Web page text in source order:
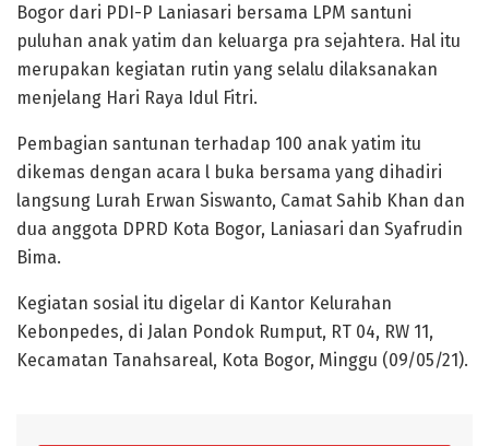
Bogor dari PDI-P Laniasari bersama LPM santuni
puluhan anak yatim dan keluarga pra sejahtera. Hal itu
merupakan kegiatan rutin yang selalu dilaksanakan
menjelang Hari Raya Idul Fitri.
Pembagian santunan terhadap 100 anak yatim itu
dikemas dengan acara l buka bersama yang dihadiri
langsung Lurah Erwan Siswanto, Camat Sahib Khan dan
dua anggota DPRD Kota Bogor, Laniasari dan Syafrudin
Bima.
Kegiatan sosial itu digelar di Kantor Kelurahan
Kebonpedes, di Jalan Pondok Rumput, RT 04, RW 11,
Kecamatan Tanahsareal, Kota Bogor, Minggu (09/05/21).